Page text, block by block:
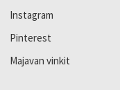
Instagram
Pinterest
Majavan vinkit